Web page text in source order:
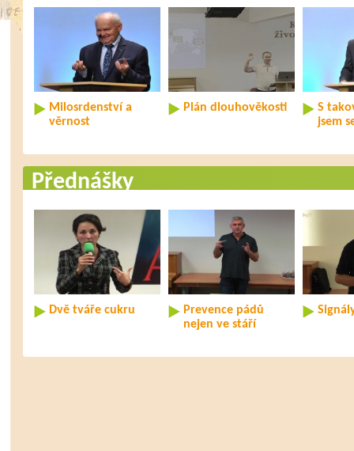
Milosrdenství a
věrnost
Plán dlouhověkosti
S
jsem
Přednášky
Dvě tváře cukru
Prevence pádů
nejen ve stáří